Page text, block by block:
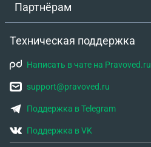
Партнёрам
Техническая поддержка
Написать в чате на Pravoved.ru
support@pravoved.ru
Поддержка в Telegram
Поддержка в VK